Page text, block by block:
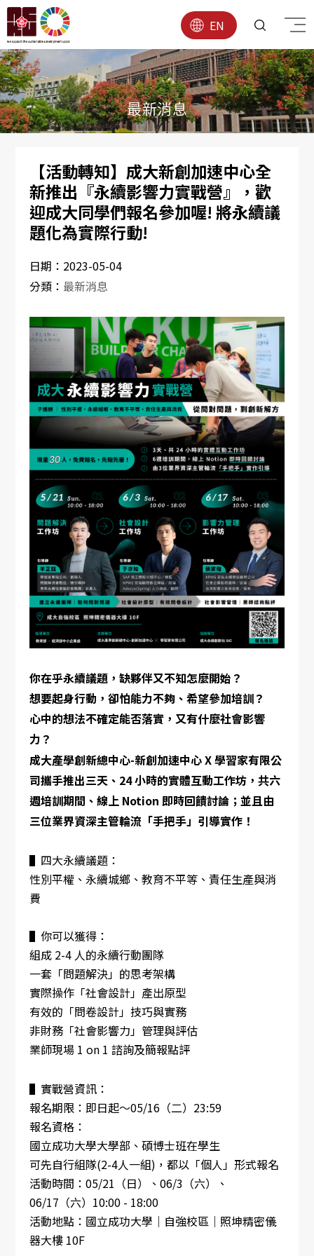
EN
最新消息
【活動轉知】成大新創加速中心全
新推出『永續影響力實戰營』，歡
迎成大同學們報名參加喔! 將永續議
題化為實際行動!
日期： 2023-05-04
分類： 最新消息
你在乎永續議題，缺夥伴又不知怎麼開始？
想要起身行動，卻怕能力不夠、希望參加培訓？
心中的想法不確定能否落實，又有什麼社會影響
力？
成大產學創新總中心-新創加速中心 X 學習家有限公
司攜手推出三天、24 小時的實體互動工作坊，共六
週培訓期間、線上 Notion 即時回饋討論；並且由
三位業界資深主管輪流「手把手」引導實作！
▌四大永續議題：
性別平權、永續城鄉、教育不平等、責任生產與消
費
▌你可以獲得：
組成 2-4 人的永續行動團隊
一套「問題解決」的思考架構
實際操作「社會設計」產出原型
有效的「問卷設計」技巧與實務
非財務「社會影響力」管理與評估
業師現場 1 on 1 諮詢及簡報點評
▌實戰營資訊：
報名期限：即日起～05/16（二）23:59
報名資格：
國立成功大學大學部、碩博士班在學生
可先自行組隊(2-4人一組)，都以「個人」形式報名
活動時間：05/21（日）、06/3（六）、
06/17（六）10:00 - 18:00
活動地點：國立成功大學｜自強校區｜照坤精密儀
器大樓 10F